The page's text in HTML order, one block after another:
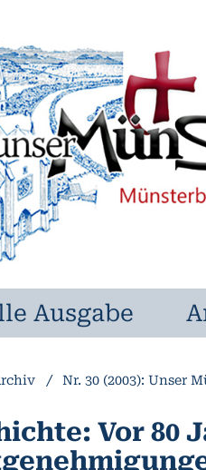
Ausgabe
/ Nr. 30 (2003): Unser
Vor 80